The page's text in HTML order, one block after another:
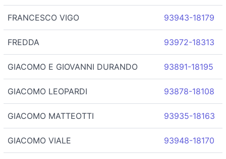
FRANCESCO VIGO 93943-18179
FREDDA 93972-18313
GIACOMO E GIOVANNI DURANDO 93891-18195
GIACOMO LEOPARDI 93878-18108
GIACOMO MATTEOTTI 93935-18163
GIACOMO VIALE 93948-18170